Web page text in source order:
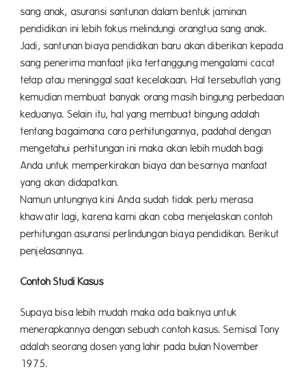
sang anak, asuransi santunan dalam bentuk jaminan
pendidikan ini lebih fokus melindungi orangtua sang anak.
Jadi, santunan biaya pendidikan baru akan diberikan kepada
sang penerima manfaat jika tertanggung mengalami cacat
tetap atau meninggal saat kecelakaan. Hal tersebutlah yang
kemudian membuat banyak orang masih bingung perbedaan
keduanya. Selain itu, hal yang membuat bingung adalah
tentang bagaimana cara perhitungannya, padahal dengan
mengetahui perhitungan ini maka akan lebih mudah bagi
Anda untuk memperkirakan biaya dan besarnya manfaat
yang akan didapatkan.
Namun untungnya kini Anda sudah tidak perlu merasa
khawatir lagi, karena kami akan coba menjelaskan contoh
perhitungan asuransi perlindungan biaya pendidikan. Berikut
penjelasannya.
Contoh Studi Kasus
Supaya bisa lebih mudah maka ada baiknya untuk
menerapkannya dengan sebuah contoh kasus. Semisal Tony
adalah seorang dosen yang lahir pada bulan November
1975.